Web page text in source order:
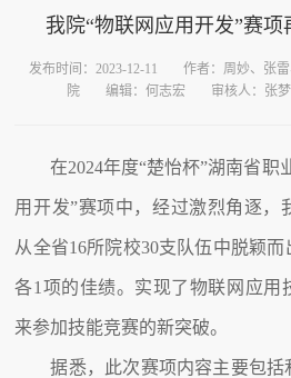
我院“物联网应用开发”赛
发布时间：2023-12-11 作者：周妙、张
院
编辑：何志宏 审核人：张
在2024年度“楚怡杯”湖南省职
用开发”赛项中，经过激烈角逐，
从全省16所院校30支队伍中脱颖
各1项的佳绩。实现了物联网应用
来参加技能竞赛的新突破。
据悉，此次赛项内容主要包